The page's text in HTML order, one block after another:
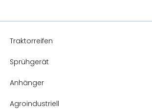
Traktorreifen
Sprühgerät
Anhänger
Agroindustriell